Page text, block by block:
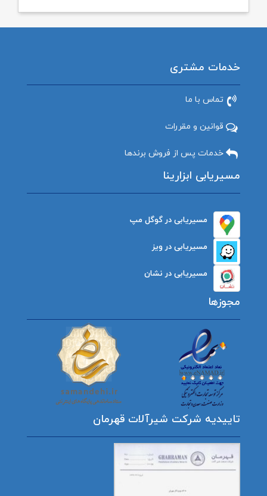
خدمات مشتری
تماس با ما
قوانین و مقررات
خدمات پس از فروش برندها
مسیریابی ابزارینا
مسیریابی در گوگل مپ
مسیریابی در ویز
مسیریابی در نشان
مجوزها
تاییدیه شرکت شیرآلات قهرمان